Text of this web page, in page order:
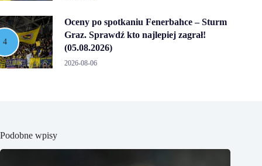
Oceny po spotkaniu Fenerbahce – Sturm
Graz. Sprawdź kto najlepiej zagrał!
(05.08.2026)
2026-08-06
Podobne wpisy